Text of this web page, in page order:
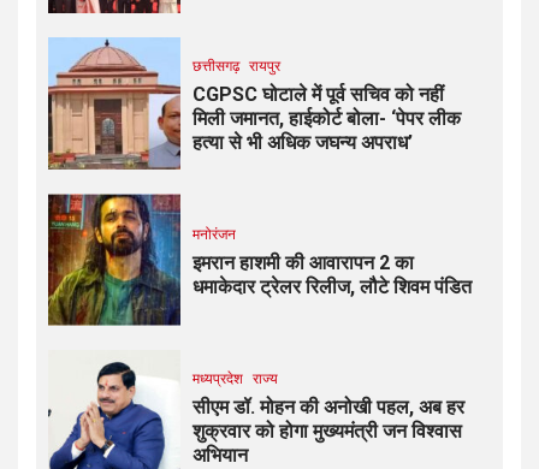
छत्तीसगढ़ रायपुर
CGPSC घोटाले में पूर्व सचिव को नहीं
मिली जमानत, हाईकोर्ट बोला- ‘पेपर लीक
हत्या से भी अधिक जघन्य अपराध’
मनोरंजन
इमरान हाशमी की आवारापन 2 का
धमाकेदार ट्रेलर रिलीज, लौटे शिवम पंडित
मध्यप्रदेश राज्य
सीएम डॉ. मोहन की अनोखी पहल, अब हर
शुक्रवार को होगा मुख्यमंत्री जन विश्वास
अभियान